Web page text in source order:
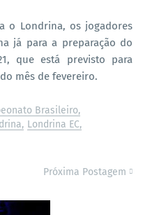
o Londrina, os jogadores
já para a preparação do
que está previsto para
mês de fevereiro.
Brasileiro
Londrina EC
Próxima Postagem